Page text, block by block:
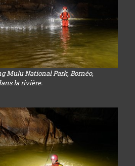
Mulu National Park, Bornéo,
la rivière.